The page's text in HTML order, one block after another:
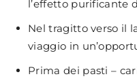
l’effetto purificante
Nel tragitto verso il
viaggio in
Prima dei pasti –